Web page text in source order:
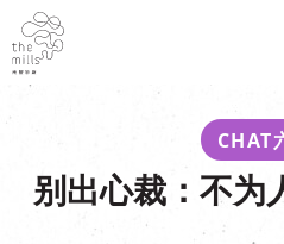
媒体中心
南丰店堂
商店
CHAT
别出心裁：不为